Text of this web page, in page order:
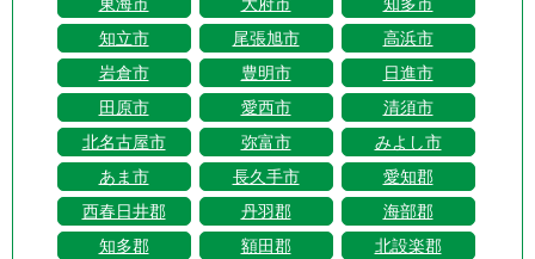
知立市
尾張旭市
高浜市
岩倉市
豊明市
日進市
田原市
愛西市
清須市
北名古屋市
弥富市
みよし市
あま市
長久手市
愛知郡
西春日井郡
丹羽郡
海部郡
知多郡
額田郡 北設楽郡